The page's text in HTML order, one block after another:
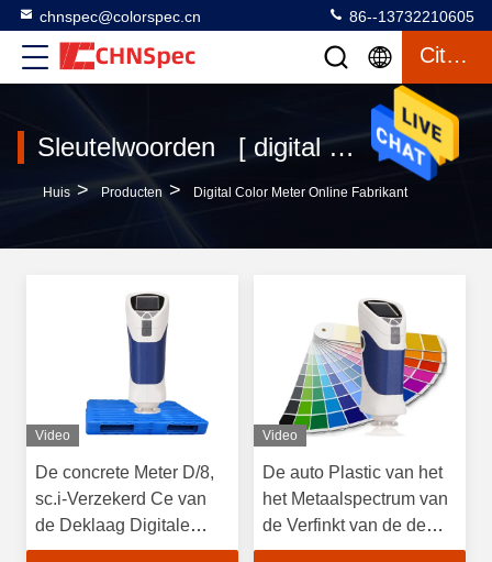
chnspec@colorspec.cn 86--13732210605
Citaat
Sleutelwoorden [ digital color meter ] Gelijke 98 producten
Huis > Producten > Digital Color Meter Online Fabrikant
Video
De concrete Meter D/8,
sc.i-Verzekerd Ce van
de Deklaag Digitale
Kleur van het
Video
De auto Plastic van het
het Metaalspectrum van
de Verfinkt van de de
Kleurenmeter